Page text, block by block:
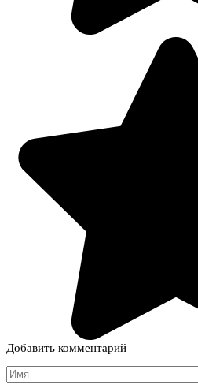
Добавить комментарий
Имя
*